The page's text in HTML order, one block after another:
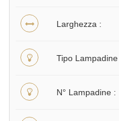
Larghezza
Tipo Lampadine
N° Lampadine